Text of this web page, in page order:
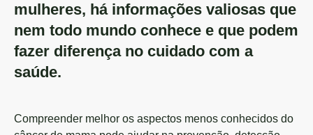
mulheres, há informações valiosas que
nem todo mundo conhece e que podem
fazer diferença no cuidado com a
saúde.
Compreender melhor os aspectos menos conhecidos do